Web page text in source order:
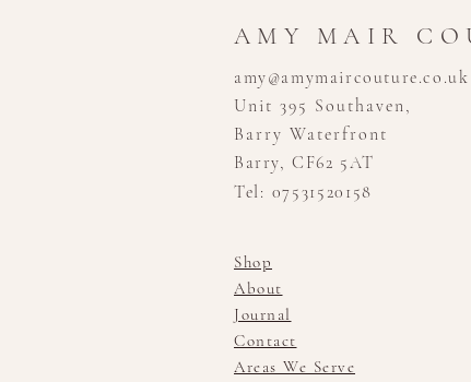
AMY MAIR
amy@amymaircouture.co.uk
Unit 395 Southaven,
Barry Waterfront
Barry, CF62 5AT
Tel: 07531520158
Shop
About
Journal
Contact
Areas We Serve